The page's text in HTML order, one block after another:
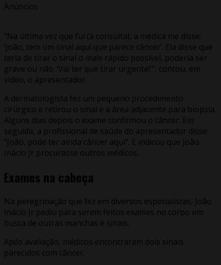
Anúncios
“Na última vez que fui (à consulta), a médica me disse:
‘João, tem um sinal aqui que parece câncer’. Ela disse que
teria de tirar o sinal o mais rápido possível, poderia ser
grave ou não. ‘Vai ter que tirar urgente!'”, contou, em
vídeo, o apresentador.
A dermatologista fez um pequeno procedimento
cirúrgico e retirou o sinal e a área adjacente para biopsia.
Alguns dias depois o exame confirmou o câncer. Em
seguida, a profissional de saúde do apresentador disse:
“João, pode ter ainda câncer aqui”. E indicou que João
Inácio Jr procurasse outros médicos.
Exames na cabeça
Na peregrinação que fez em diversos especialistas, João
Inácio Jr pediu para serem feitos exames no corpo em
busca de outras manchas e sinais.
Após avaliação, médicos encontraram dois sinais
parecidos com câncer.